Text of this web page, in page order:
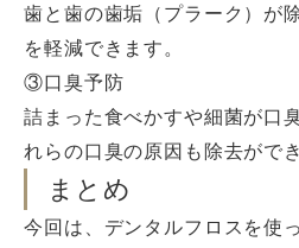
歯と歯の歯垢（プラーク）が
を軽減できます。
③口臭予防
詰まった食べかすや細菌が口
れらの口臭の原因も除去がで
まとめ
今回は、デンタルフロスを使